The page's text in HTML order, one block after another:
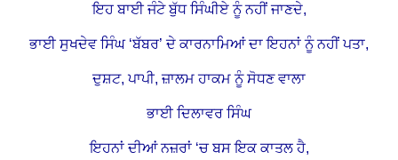
ਇਹ ਬਾਈ ਜੰਟੇ ਬੁੱਧ ਸਿੰਘੀਏ ਨੂੰ ਨਹੀਂ ਜਾਣਦੇ,
ਭਾਈ ਸੁਖਦੇਵ ਸਿੰਘ ‘ਬੱਬਰ’ ਦੇ ਕਾਰਨਾਮਿਆਂ ਦਾ ਇਹਨਾਂ ਨੂੰ ਨਹੀਂ ਪਤਾ,
ਦੁਸ਼ਟ, ਪਾਪੀ, ਜ਼ਾਲਮ ਹਾਕਮ ਨੂੰ ਸੋਧਣ ਵਾਲਾ
ਭਾਈ ਦਿਲਾਵਰ ਸਿੰਘ
ਇਹਨਾਂ ਦੀਆਂ ਨਜ਼ਰਾਂ ‘ਚ ਬਸ ਇਕ ਕਾਤਲ ਹੈ,